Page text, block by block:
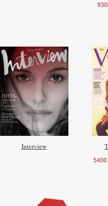
Interview
5400